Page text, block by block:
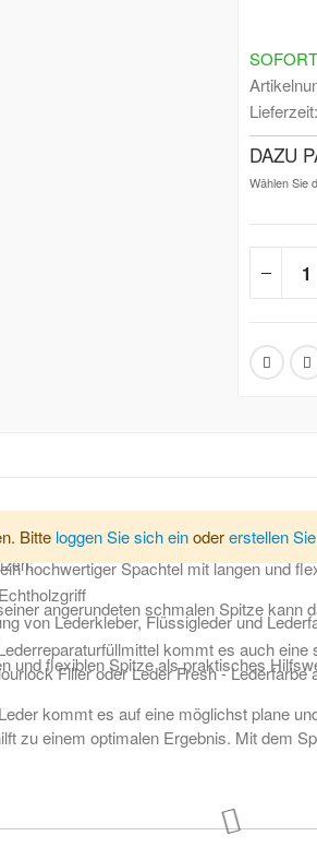
Lieferzeit
DAZU
Wählen Sie
diverse Lederreparatur. Der Spachtel
angerundeten schmalen Spitze kann
kommt es auch
Filler oder Leder Fresh -
kommt es auf eine möglichst plane
zu einem optimalen Ergebnis. Mit dem
hochwertiger Spachtel mit langen und
von Lederkleber, Flüssigleder und
und flexiblen Spitze als praktisches
Bitte loggen Sie sich einodererstellen